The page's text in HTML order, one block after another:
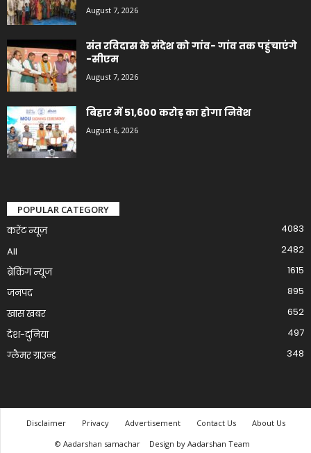
August 7, 2026
संत रविदास के संदेश को गांव- गांव तक पहुंचाएंगे
-सीएम
August 7, 2026
बिहार में 51,600 करोड़ का होगा निवेश
August 6, 2026
POPULAR CATEGORY
करेंट न्यूज़
4083
All
2482
ब्रेकिंग न्यूज
1615
जनपद
895
खास खबर
652
देश-दुनिया
497
ग्लैमर ग्राउन्ड
348
Disclaimer Privacy Advertisement Contact Us
About Us
© Aadarshan samachar
Design by Aadarshan Team